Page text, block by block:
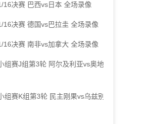
16决赛 巴西vs日本 全场录像
16决赛 德国vs巴拉圭 全场录像
16决赛 南非vs加拿大 全场录像
组赛J组第3轮 阿尔及利亚vs奥地利
组赛K组第3轮 民主刚果vs乌兹别克